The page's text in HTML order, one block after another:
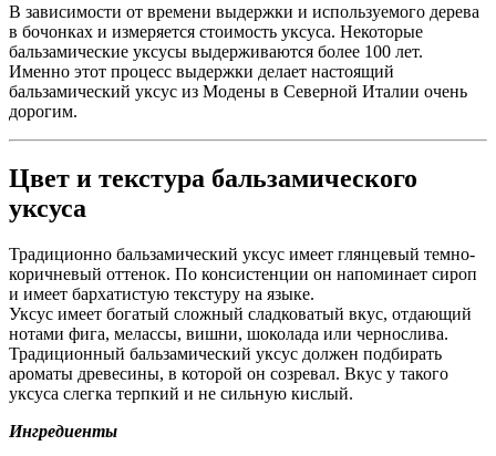
В зависимости от времени выдержки и используемого дерева
в бочонках и измеряется стоимость уксуса. Некоторые
бальзамические уксусы выдерживаются более 100 лет.
Именно этот процесс выдержки делает настоящий
бальзамический уксус из Модены в Северной Италии очень
дорогим.
Цвет и текстура бальзамического
уксуса
Традиционно бальзамический уксус имеет глянцевый темно-
коричневый оттенок. По консистенции он напоминает сироп
и имеет бархатистую текстуру на языке.
Уксус имеет богатый сложный сладковатый вкус, отдающий
нотами фига, мелассы, вишни, шоколада или чернослива.
Традиционный бальзамический уксус должен подбирать
ароматы древесины, в которой он созревал. Вкус у такого
уксуса слегка терпкий и не сильную кислый.
Ингредиенты